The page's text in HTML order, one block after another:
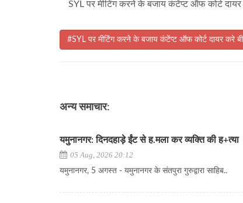
SYL पर मीटिंग करने के बजाय कंटेंप्ट ऑफ कोर्ट
#SYL पर मीटिंग करने के बजाय कंटेंप्ट ऑफ कोर्ट दायर करे
अन्य समाचार:
यमुनानगर: दिनदहाड़े ईंट से ह.मला कर व्यक्ति की ह+त्या
05 Aug, 2026 20:12
यमुनानगर, 5 अगस्त - यमुनानगर के संतपुरा गुरुद्वारा साहिब..